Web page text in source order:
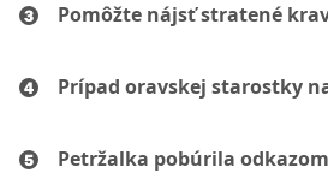
Pomôžte nájsť stratené
Prípad oravskej starostky
Petržalka pobúrila